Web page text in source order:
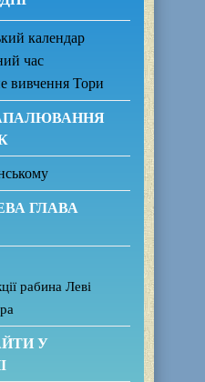
календар
час
вивчення Тори
ГЛАВА
рабина Леві
У